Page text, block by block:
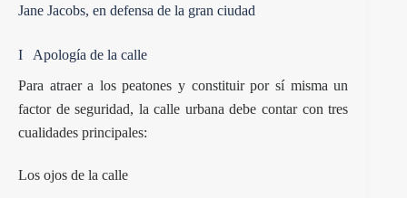
Jane Jacobs, en defensa de la gran ciudad
I Apología de la calle
Para atraer a los peatones y constituir por sí misma un
factor de seguridad, la calle urbana debe contar con tres
cualidades principales:
Los ojos de la calle